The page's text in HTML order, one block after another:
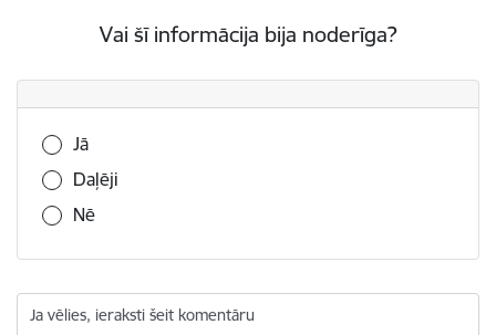
Vai šī informācija bija noderīga?
Vai šī informācija bija noderīga?
Jā
Daļēji
Nē
Ja vēlies, ieraksti šeit komentāru